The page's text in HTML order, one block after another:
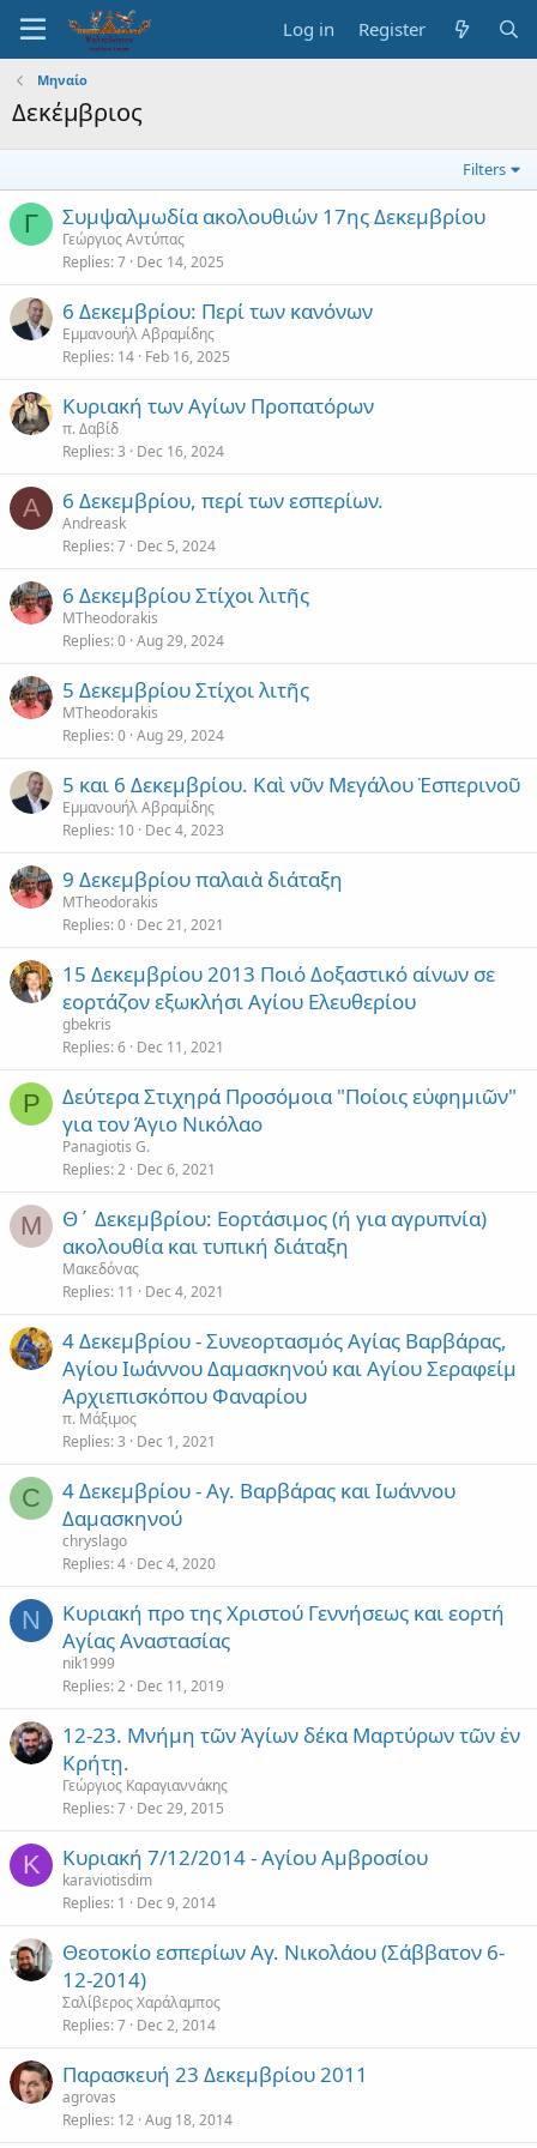
Log in Register
Μηναίο
Δεκέμβριος
Filters
Γ Συμψαλμωδία ακολουθιών 17ης Δεκεμβρίου
Γεώργιος Αντύπας
Replies 7 Dec 14, 2025
6 Δεκεμβρίου: Περί των κανόνων
Εμμανουήλ Αβραμίδης
Replies 14 Feb 16, 2025
Κυριακή των Αγίων Προπατόρων
π. Δαβίδ
Replies 3 Dec 16, 2024
A 6 Δεκεμβρίου, περί των εσπερίων.
Andreask
Replies 7 Dec 5, 2024
6 Δεκεμβρίου Στίχοι λιτῆς
MTheodorakis
Replies 0 Aug 29, 2024
5 Δεκεμβρίου Στίχοι λιτῆς
MTheodorakis
Replies 0 Aug 29, 2024
5 και 6 Δεκεμβρίου. Καὶ νῦν Μεγάλου Ἑσπερινοῦ
Εμμανουήλ Αβραμίδης
Replies 10 Dec 4, 2023
9 Δεκεμβρίου παλαιὰ διάταξη
MTheodorakis
Replies 0 Dec 21, 2021
15 Δεκεμβρίου 2013 Ποιό Δοξαστικό αίνων σε
εορτάζον εξωκλήσι Αγίου Ελευθερίου
gbekris
Replies 6 Dec 11, 2021
P
Δεύτερα Στιχηρά Προσόμοια "Ποίοις εὐφημιῶν"
για τον Άγιο Νικόλαο
Panagiotis G.
Replies 2 Dec 6, 2021
Μ
Θ΄ Δεκεμβρίου: Εορτάσιμος (ή για αγρυπνία)
ακολουθία και τυπική διάταξη
Μακεδόνας
Replies 11 Dec 4, 2021
4 Δεκεμβρίου - Συνεορτασμός Αγίας Βαρβάρας,
Αγίου Ιωάννου Δαμασκηνού και Αγίου Σεραφείμ
Αρχιεπισκόπου Φαναρίου
π. Μάξιμος
Replies 3 Dec 1, 2021
C
4 Δεκεμβρίου - Αγ. Βαρβάρας και Ιωάννου
Δαμασκηνού
chryslago
Replies 4 Dec 4, 2020
N
Κυριακή προ της Χριστού Γεννήσεως και εορτή
Αγίας Αναστασίας
nik1999
Replies 2 Dec 11, 2019
12-23. Μνήμη τῶν Ἁγίων δέκα Μαρτύρων τῶν ἐν
Κρήτῃ.
Γεώργιος Καραγιαννάκης
Replies 7 Dec 29, 2015
K Κυριακή 7/12/2014 - Αγίου Αμβροσίου
karaviotisdim
Replies 1 Dec 9, 2014
Θεοτοκίο εσπερίων Αγ. Νικολάου (Σάββατον 6-
12-2014)
Σαλίβερος Χαράλαμπος
Replies 7 Dec 2, 2014
Παρασκευή 23 Δεκεμβρίου 2011
agrovas
Replies 12 Aug 18, 2014